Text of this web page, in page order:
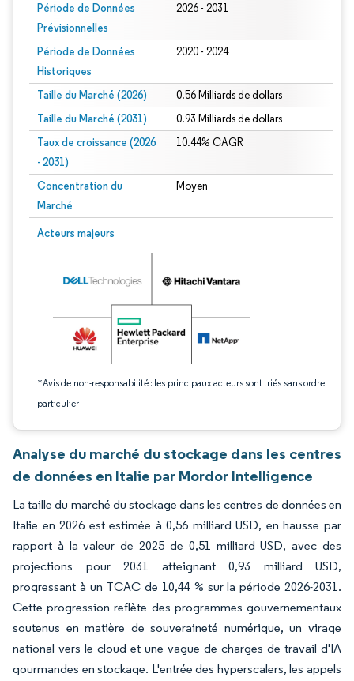
Période de Données
Prévisionnelles
2026 - 2031
Période de Données
Historiques
2020 - 2024
Taille du Marché (2026) 0.56 Milliards de dollars
Taille du Marché (2031) 0.93 Milliards de dollars
Taux de croissance (2026
- 2031)
10.44% CAGR
Concentration du
Marché
Moyen
Acteurs majeurs
*Avis de non-responsabilité : les principaux acteurs sont triés sans ordre
particulier
Image © Mordor Intelligence. La réutilisation nécessite une attribution sous CC
Analyse du marché du stockage dans les centres
de données en Italie par Mordor Intelligence
La taille du marché du stockage dans les centres de données en
Italie en 2026 est estimée à 0,56 milliard USD, en hausse par
rapport à la valeur de 2025 de 0,51 milliard USD, avec des
projections pour 2031 atteignant 0,93 milliard USD,
progressant à un TCAC de 10,44 % sur la période 2026-2031.
Cette progression reflète des programmes gouvernementaux
soutenus en matière de souveraineté numérique, un virage
national vers le cloud et une vague de charges de travail d'IA
gourmandes en stockage. L'entrée des hyperscalers, les appels